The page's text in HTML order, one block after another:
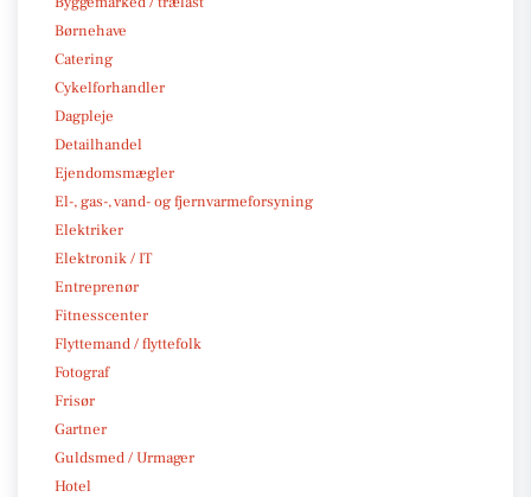
Børnehave
Catering
Cykelforhandler
Dagpleje
Detailhandel
Ejendomsmægler
El-, gas-, vand- og fjernvarmeforsyning
Elektriker
Elektronik / IT
Entreprenør
Fitnesscenter
Flyttemand / flyttefolk
Fotograf
Frisør
Gartner
Guldsmed / Urmager
Hotel